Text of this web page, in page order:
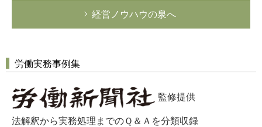
経営ノウハウの泉へ
労働実務事例集
監修提供
法解釈から実務処理までのＱ＆Ａを分類収録